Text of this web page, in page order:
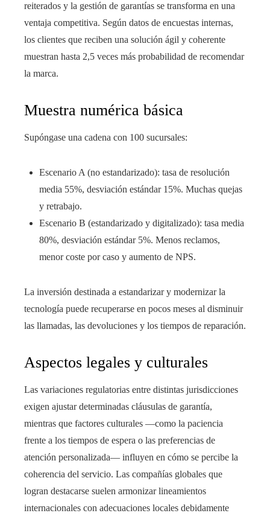
reiterados y la gestión de garantías se transforma en una
ventaja competitiva. Según datos de encuestas internas,
los clientes que reciben una solución ágil y coherente
muestran hasta 2,5 veces más probabilidad de recomendar
la marca.
Muestra numérica básica
Supóngase una cadena con 100 sucursales:
Escenario A (no estandarizado): tasa de resolución
media 55%, desviación estándar 15%. Muchas quejas
y retrabajo.
Escenario B (estandarizado y digitalizado): tasa media
80%, desviación estándar 5%. Menos reclamos,
menor coste por caso y aumento de NPS.
La inversión destinada a estandarizar y modernizar la
tecnología puede recuperarse en pocos meses al disminuir
las llamadas, las devoluciones y los tiempos de reparación.
Aspectos legales y culturales
Las variaciones regulatorias entre distintas jurisdicciones
exigen ajustar determinadas cláusulas de garantía,
mientras que factores culturales —como la paciencia
frente a los tiempos de espera o las preferencias de
atención personalizada— influyen en cómo se percibe la
coherencia del servicio. Las compañías globales que
logran destacarse suelen armonizar lineamientos
internacionales con adecuaciones locales debidamente